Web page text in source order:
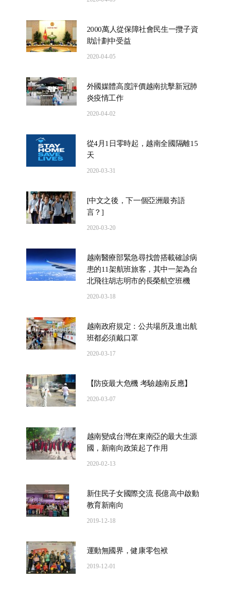
2000萬人從保障社會民生一攬子資
助計劃中受益
2020-04-05
外國媒體高度評價越南抗擊新冠肺
炎疫情工作
2020-04-02
從4月1日零時起，越南全國隔離15
天
2020-03-31
[中文之後，下一個亞洲最夯語
言？]
2020-03-20
越南醫療部緊急尋找曾搭載確診病
患的11架航班旅客，其中一架為台
北飛往胡志明市的長榮航空班機
2020-03-18
越南政府規定：公共場所及進出航
班都必須戴口罩
2020-03-17
【防疫最大危機 考驗越南反應】
2020-03-07
越南變成台灣在東南亞的最大生源
國，新南向政策起了作用
2020-02-13
新住民子女國際交流 長億高中啟動
教育新南向
2019-12-18
運動無國界，健康零包袱
2019-12-01